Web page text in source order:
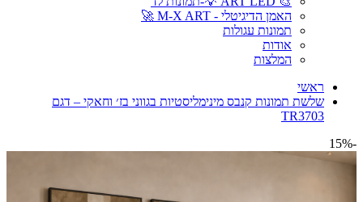
האמן הדיגיטלי - M-X ART 🚀
תמונות עגולות
אודות
המלצות
ראשי
שלשת תמונות קנבס מינימליסטיות בגווני בז׳ וחאקי – דגם
TR3703
-15%